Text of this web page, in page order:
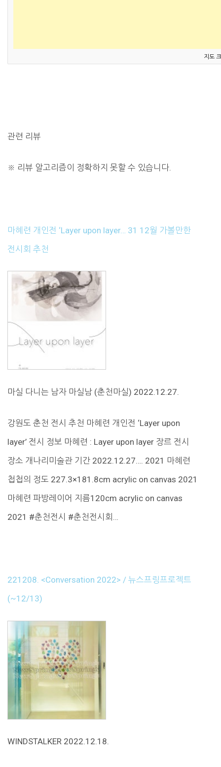
지도
관련 리뷰
※ 리뷰 알고리즘이 정확하지 못할 수 있습니다.
마혜련 개인전 ‘Layer upon layer… 31 12월 가볼만한
전시회 추천
마실 다니는 남자 마실남 (춘천마실) 2022.12.27.
강원도 춘천 전시 추천 마혜련 개인전 ‘Layer upon
layer’ 전시 정보 마혜련 : Layer upon layer 장르 전시
장소 개나리미술관 기간 2022.12.27…. 2021 마혜련
첩첩의 정도 227.3×181.8cm acrylic on canvas 2021
마혜련 파방레이어 지름120cm acrylic on canvas
2021 #춘천전시 #춘천전시회…
221208. <Conversation 2022> / 뉴스프링프로젝트
(~12/13)
WINDSTALKER 2022.12.18.